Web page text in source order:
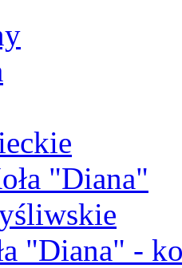
"Diana"
"Diana" -